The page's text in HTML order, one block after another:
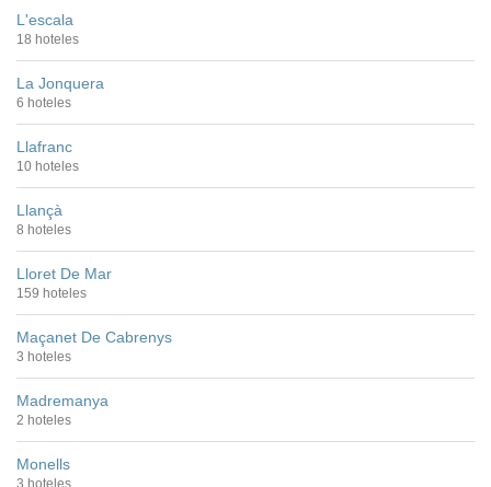
L'escala
18 hoteles
La Jonquera
6 hoteles
Llafranc
10 hoteles
Llançà
8 hoteles
Lloret De Mar
159 hoteles
Maçanet De Cabrenys
3 hoteles
Madremanya
2 hoteles
Monells
3 hoteles